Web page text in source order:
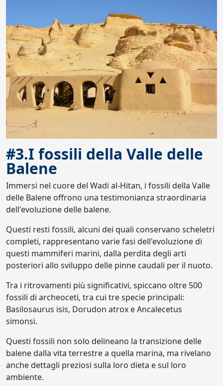
#3.I fossili della Valle delle
Balene
Immersi nel cuore del Wadi al-Hitan, i fossili della Valle
delle Balene offrono una testimonianza straordinaria
dell'evoluzione delle balene.
Questi resti fossili, alcuni dei quali conservano scheletri
completi, rappresentano varie fasi dell'evoluzione di
questi mammiferi marini, dalla perdita degli arti
posteriori allo sviluppo delle pinne caudali per il nuoto.
Tra i ritrovamenti più significativi, spiccano oltre 500
fossili di archeoceti, tra cui tre specie principali:
Basilosaurus isis, Dorudon atrox e Ancalecetus
simonsi.
Questi fossili non solo delineano la transizione delle
balene dalla vita terrestre a quella marina, ma rivelano
anche dettagli preziosi sulla loro dieta e sul loro
ambiente.